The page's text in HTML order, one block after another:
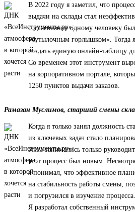
В 2022 году я заметил, что
выдачи на склады стал
согласование одному человеку
«бутылочным горлышком». Тогда
создать единую онлайн-таблицу
Со временем этот инструмент
на корпоративном портале,
1250 пунктов выдачи заказов.
Рамазан Муслимов, старший смены
Когда я только занял должность
из ключевых задач стало
этим занимались только
этот процесс был новым.
я понимал, что эффективное
на стабильность работы смены,
и погрузился в изучение процесса.
Я разработал собственный